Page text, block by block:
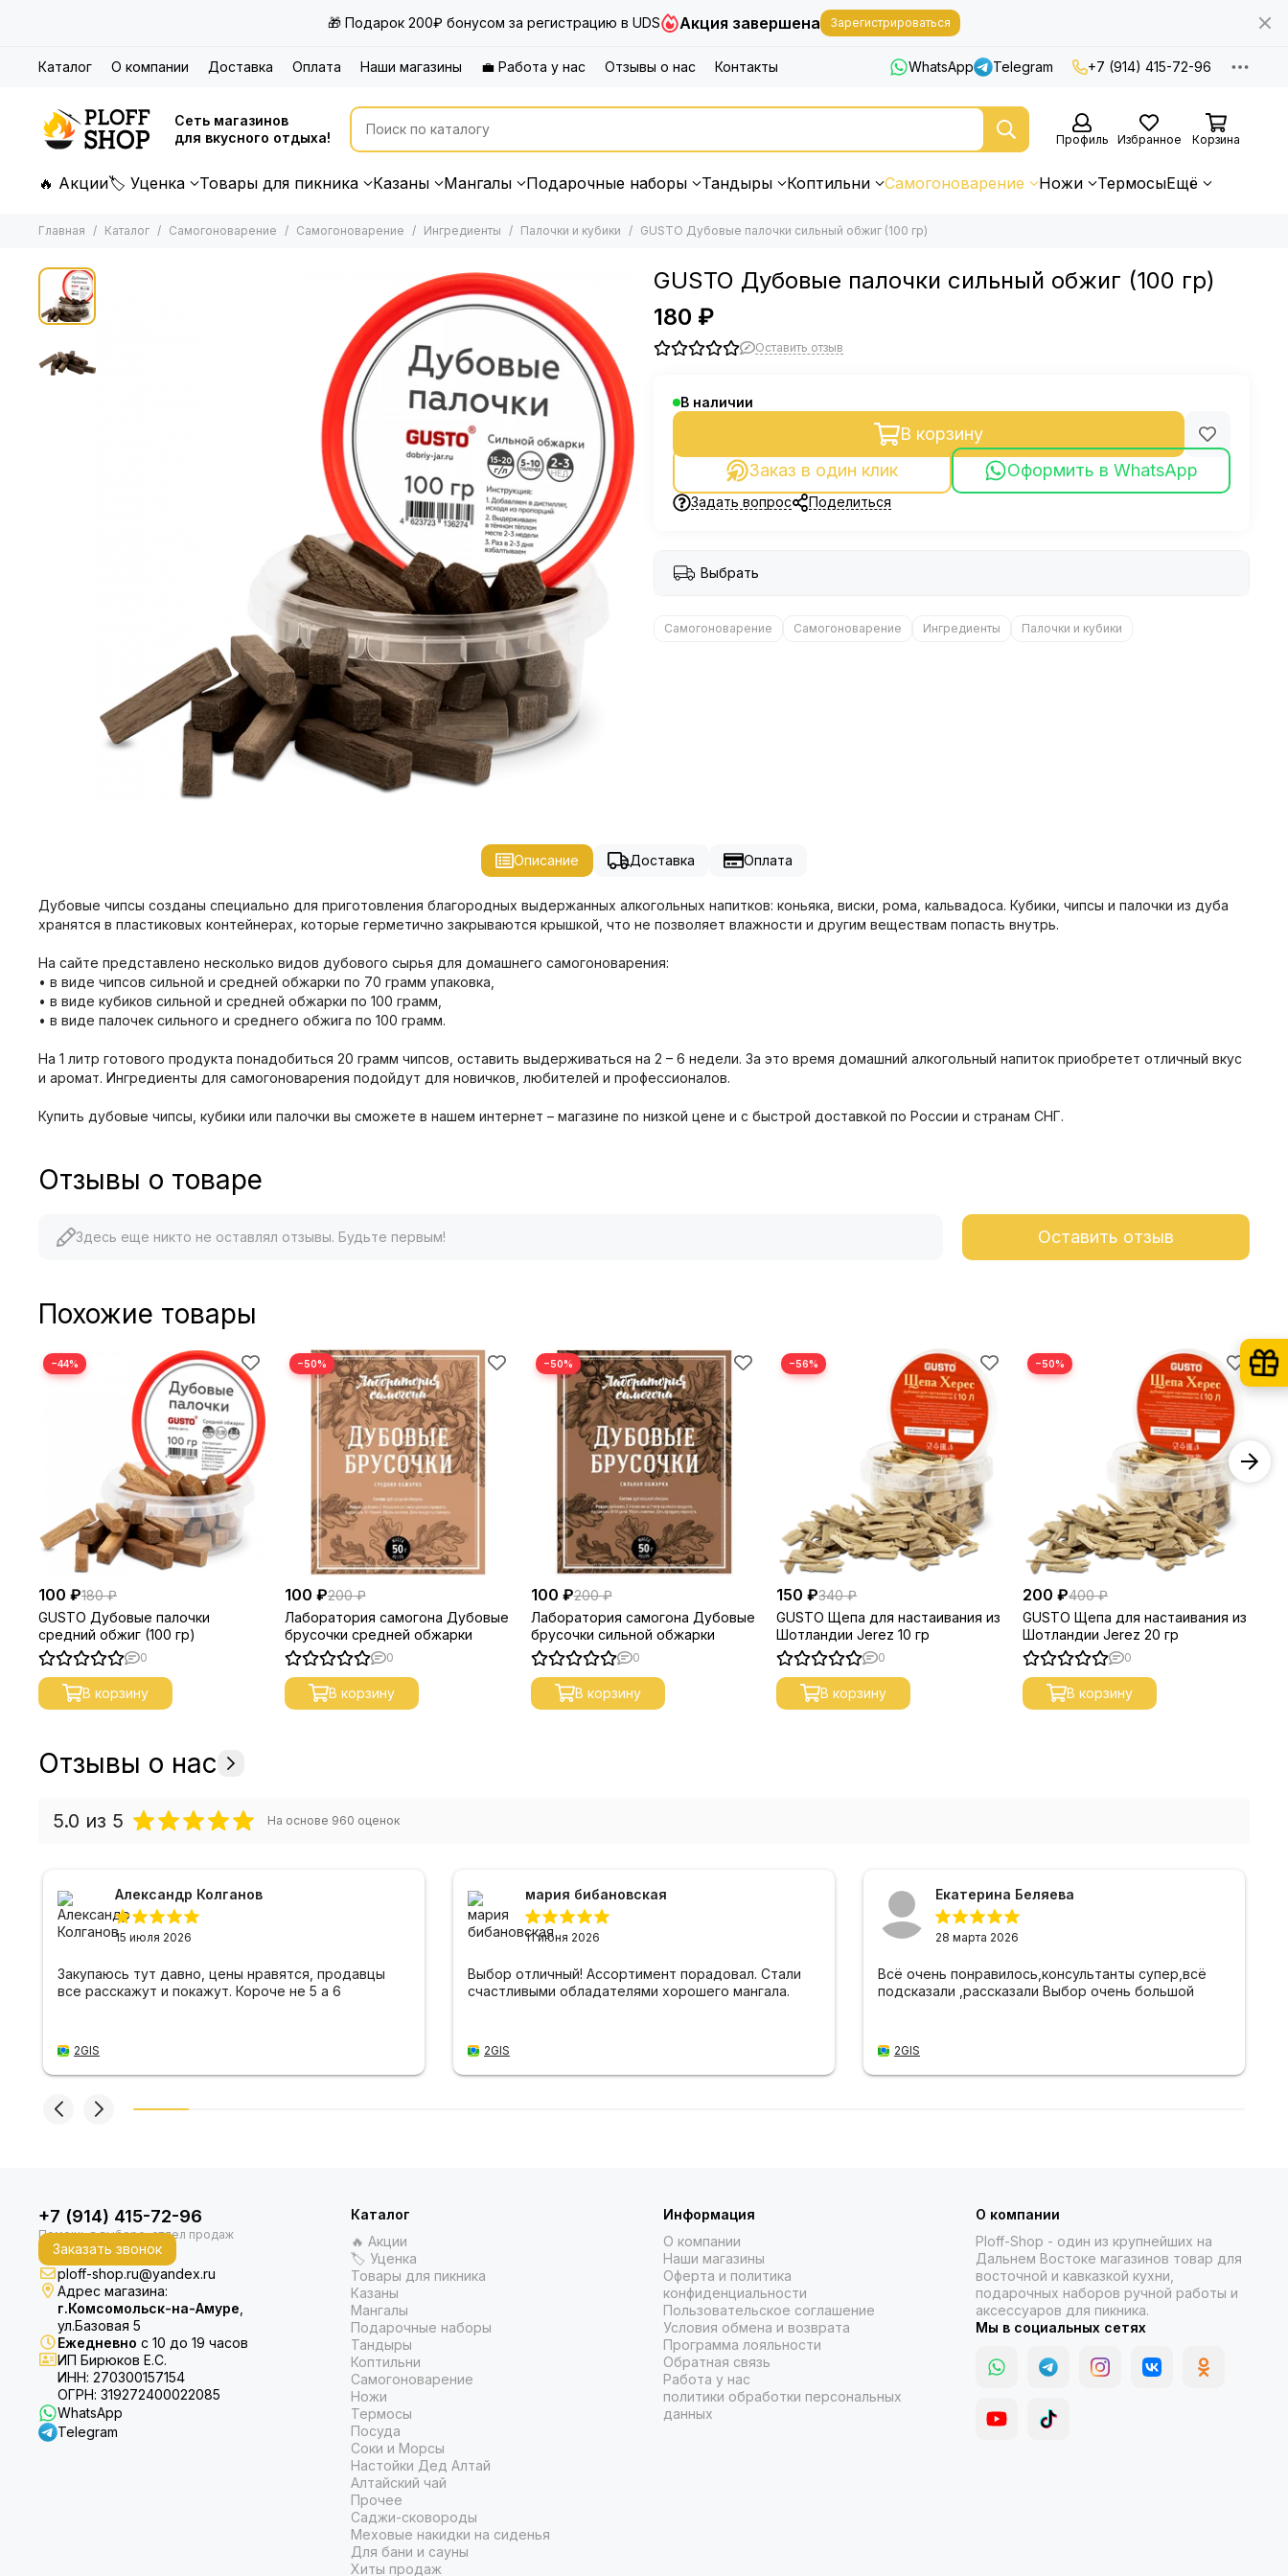
🎁 Подарок 200₽ бонусом за регистрацию в UDS Акция завершена Зарегистрироваться
Каталог О компании Доставка Оплата Наши магазины 💼 Работа у нас Отзывы о нас Контакты WhatsApp Telegram +7 (914) 415-72-96
Сеть магазинов
для вкусного отдыха!
Профиль Избранное Корзина
🔥 Акции🏷 Уценка Товары для пикника Казаны Мангалы Подарочные наборы Тандыры Коптильни Самогоноварение Ножи ТермосыЕщё
Главная Каталог Самогоноварение Самогоноварение Ингредиенты Палочки и кубики GUSTO Дубовые палочки сильный обжиг (100 гр)
GUSTO Дубовые палочки сильный обжиг (100 гр)
180 ₽
Оставить отзыв
В наличии
В корзину
Заказ в один клик
Оформить в WhatsApp
Задать вопрос Поделиться
Выбрать
Самогоноварение Самогоноварение Ингредиенты Палочки и кубики
Описание Доставка Оплата
Дубовые чипсы созданы специально для приготовления благородных выдержанных алкогольных напитков: коньяка, виски, рома, кальвадоса. Кубики, чипсы и палочки из дуба
хранятся в пластиковых контейнерах, которые герметично закрываются крышкой, что не позволяет влажности и другим веществам попасть внутрь.
На сайте представлено несколько видов дубового сырья для домашнего самогоноварения:
• в виде чипсов сильной и средней обжарки по 70 грамм упаковка,
• в виде кубиков сильной и средней обжарки по 100 грамм,
• в виде палочек сильного и среднего обжига по 100 грамм.
На 1 литр готового продукта понадобиться 20 грамм чипсов, оставить выдерживаться на 2 – 6 недели. За это время домашний алкогольный напиток приобретет отличный вкус
и аромат. Ингредиенты для самогоноварения подойдут для новичков, любителей и профессионалов.
Купить дубовые чипсы, кубики или палочки вы сможете в нашем интернет – магазине по низкой цене и с быстрой доставкой по России и странам СНГ.
Отзывы о товаре
Здесь еще никто не оставлял отзывы. Будьте первым! Оставить отзыв
Похожие товары
−44%
100 ₽180 ₽
GUSTO Дубовые палочки
средний обжиг (100 гр)
0
В корзину
−50%
100 ₽200 ₽
Лаборатория самогона Дубовые
брусочки средней обжарки
0
В корзину
−50%
100 ₽200 ₽
Лаборатория самогона Дубовые
брусочки сильной обжарки
0
В корзину
−56%
150 ₽340 ₽
GUSTO Щепа для настаивания из
Шотландии Jerez 10 гр
0
В корзину
−50%
200 ₽400 ₽
GUSTO Щепа для настаивания из
Шотландии Jerez 20 гр
0
В корзину
Отзывы о нас
5.0 из 5 На основе 960 оценок
Александр Колганов
15 июля 2026
Закупаюсь тут давно, цены нравятся, продавцы
все расскажут и покажут. Короче не 5 а 6
2GIS
мария бибановская
11 июня 2026
Выбор отличный! Ассортимент порадовал. Стали
счастливыми обладателями хорошего мангала.
2GIS
Екатерина Беляева
28 марта 2026
Всё очень понравилось,консультанты супер,всё
подсказали ,рассказали Выбор очень большой
2GIS
+7 (914) 415-72-96
Заказать звонок
ploff-shop.ru@yandex.ru
Адрес магазина:
г.Комсомольск-на-Амуре
ул.Базовая 5
Ежедневно с 10 до 19 часов
ИП Бирюков Е.С.
ИНН: 270300157154
ОГРН: 319272400022085
WhatsApp
Telegram
Каталог
🔥 Акции
🏷 Уценка
Товары для пикника
Казаны
Мангалы
Подарочные наборы
Тандыры
Коптильни
Самогоноварение
Ножи
Термосы
Посуда
Соки и Морсы
Настойки Дед Алтай
Алтайский чай
Прочее
Саджи-сковороды
Меховые накидки на сиденья
Для бани и сауны
Хиты продаж
Информация
О компании
Наши магазины
Оферта и политика
конфиденциальности
Пользовательское соглашение
Условия обмена и возврата
Программа лояльности
Обратная связь
Работа у нас
политики обработки персональных
данных
О компании
Ploff-Shop - один из крупнейших на
Дальнем Востоке магазинов товар для
восточной и кавказкой кухни,
подарочных наборов ручной работы и
аксессуаров для пикника.
Мы в социальных сетях